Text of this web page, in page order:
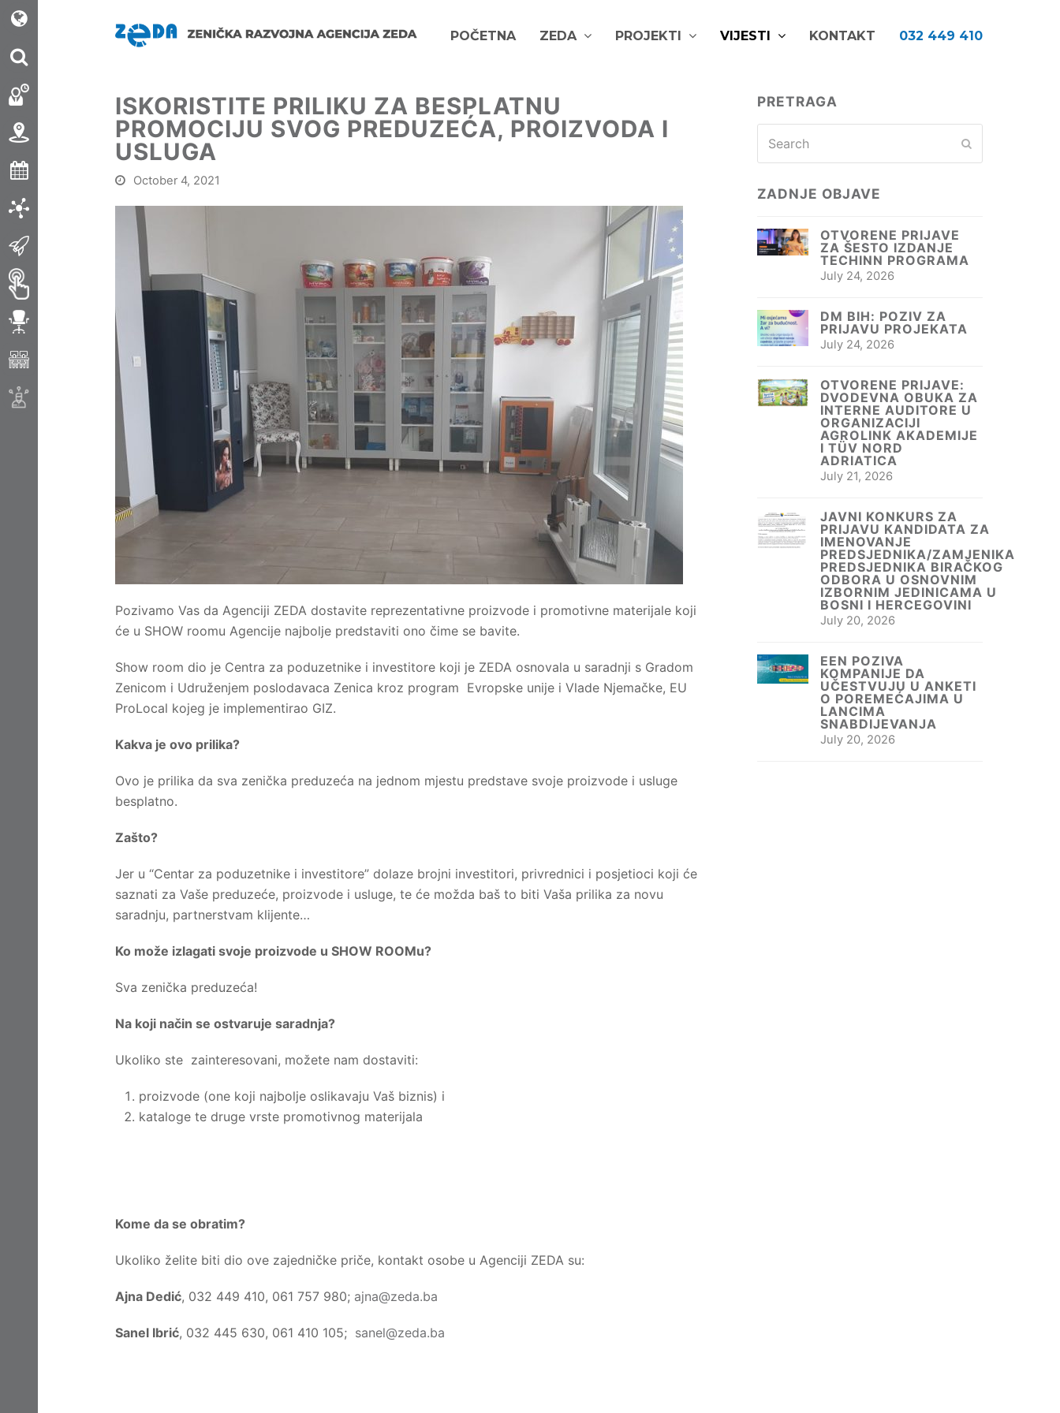
POČETNA ZEDA PROJEKTI VIJESTI KONTAKT 032 449 410
ISKORISTITE PRILIKU ZA BESPLATNU
PROMOCIJU SVOG PREDUZEĆA, PROIZVODA I
USLUGA
October 4, 2021
Pozivamo Vas da Agenciji ZEDA dostavite reprezentativne proizvode i promotivne materijale koji
će u SHOW roomu Agencije najbolje predstaviti ono čime se bavite.
Show room dio je Centra za poduzetnike i investitore koji je ZEDA osnovala u saradnji s Gradom
Zenicom i Udruženjem poslodavaca Zenica kroz program Evropske unije i Vlade Njemačke, EU
ProLocal kojeg je implementirao GIZ.
Kakva je ovo prilika?
Ovo je prilika da sva zenička preduzeća na jednom mjestu predstave svoje proizvode i usluge
besplatno.
Zašto?
Jer u “Centar za poduzetnike i investitore” dolaze brojni investitori, privrednici i posjetioci koji će
saznati za Vaše preduzeće, proizvode i usluge, te će možda baš to biti Vaša prilika za novu
saradnju, partnerstvam klijente…
Ko može izlagati svoje proizvode u SHOW ROOMu?
Sva zenička preduzeća!
Na koji način se ostvaruje saradnja?
Ukoliko ste zainteresovani, možete nam dostaviti:
proizvode (one koji najbolje oslikavaju Vaš biznis) i
kataloge te druge vrste promotivnog materijala
Kome da se obratim?
Ukoliko želite biti dio ove zajedničke priče, kontakt osobe u Agenciji ZEDA su:
Ajna Dedić, 032 449 410, 061 757 980; ajna@zeda.ba
Sanel Ibrić, 032 445 630, 061 410 105; sanel@zeda.ba
PRETRAGA
ZADNJE OBJAVE
OTVORENE PRIJAVE
ZA ŠESTO IZDANJE
TECHINN PROGRAMA
July 24, 2026
DM BIH: POZIV ZA
PRIJAVU PROJEKATA
July 24, 2026
OTVORENE PRIJAVE:
DVODEVNA OBUKA ZA
INTERNE AUDITORE U
ORGANIZACIJI
AGROLINK AKADEMIJE
I TÜV NORD
ADRIATICA
July 21, 2026
JAVNI KONKURS ZA
PRIJAVU KANDIDATA ZA
IMENOVANJE
PREDSJEDNIKA/ZAMJENIKA
PREDSJEDNIKA BIRAČKOG
ODBORA U OSNOVNIM
IZBORNIM JEDINICAMA U
BOSNI I HERCEGOVINI
July 20, 2026
EEN POZIVA
KOMPANIJE DA
UČESTVUJU U ANKETI
O POREMEĆAJIMA U
LANCIMA
SNABDIJEVANJA
July 20, 2026